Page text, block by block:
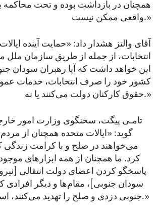
همچنان در بازداشت بوده و تحت محاکمه
واقعی ممکن نیست.»
آقای والتز هشدار داد: «حمایت آینده
انتخابات، از جمله از طریق سازمان ملل
این خواهد داشت که آیا رهبران سودان
کشور خود را صرف انتخابات، خدمات
حقوق کارکنان دولت می‌کنند یا نه.»
تامـی پیگت، سخنگوی وزارت امور
گوید: «ایالات متحده همچنان از
می‌خواهند در صلح و با کرامت زندگی
کرد. ما همچنان از همه ابزارهای
پاسخگو کردن اعضای دولت انتقالی
سودان جنوبی]، مقام‌ها و دیگر افرادی
جنوبی دزدی و صلح را تهدید می‌کنند، استفاده خواهیم کرد.»